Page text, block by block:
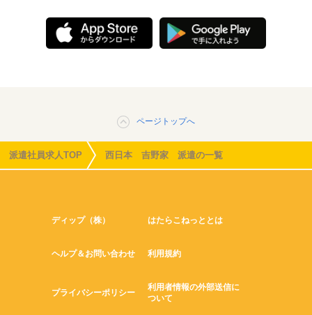
ページトップへ
派遣社員求人TOP 西日本 吉野家 派遣の一覧
ディップ（株） はたらこねっととは
ヘルプ＆お問い合わせ 利用規約
プライバシーポリシー
利用者情報の外部送信に
ついて